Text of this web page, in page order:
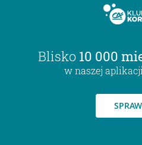
Blisko 10 000
w naszej